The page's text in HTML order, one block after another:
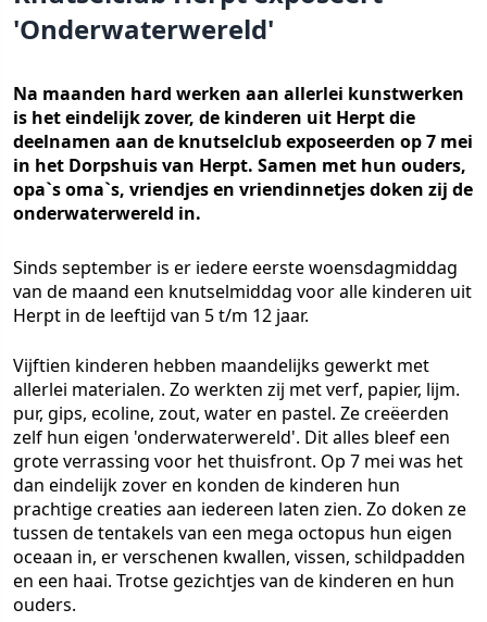
'Onderwaterwereld'
Na maanden hard werken aan allerlei kunstwerken
is het eindelijk zover, de kinderen uit Herpt die
deelnamen aan de knutselclub exposeerden op 7 mei
in het Dorpshuis van Herpt. Samen met hun ouders,
opa`s oma`s, vriendjes en vriendinnetjes doken zij de
onderwaterwereld in.
Sinds september is er iedere eerste woensdagmiddag
van de maand een knutselmiddag voor alle kinderen uit
Herpt in de leeftijd van 5 t/m 12 jaar.
Vijftien kinderen hebben maandelijks gewerkt met
allerlei materialen. Zo werkten zij met verf, papier, lijm.
pur, gips, ecoline, zout, water en pastel. Ze creëerden
zelf hun eigen 'onderwaterwereld'. Dit alles bleef een
grote verrassing voor het thuisfront. Op 7 mei was het
dan eindelijk zover en konden de kinderen hun
prachtige creaties aan iedereen laten zien. Zo doken ze
tussen de tentakels van een mega octopus hun eigen
oceaan in, er verschenen kwallen, vissen, schildpadden
en een haai. Trotse gezichtjes van de kinderen en hun
ouders.